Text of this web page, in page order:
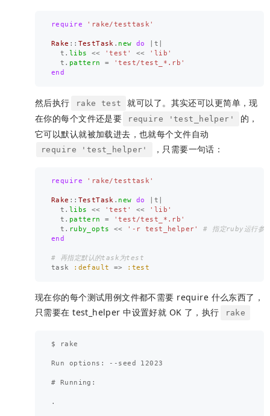
require 'rake/testtask'
Rake :: TestTask . new do t
t . libs << 'test' <<
'lib'
t . pattern =
'test/test_*.rb'
end
然后执行 rake test
就可以了。其实还可以更简单，现
在你的每个文件还是要
require 'test_helper'
的，
它可以默认就被加载进去，也就每个文件自动
require 'test_helper' ，只需要一句话：
require 'rake/testtask'
Rake :: TestTask . new do t
t . libs << 'test' <<
'lib'
t . pattern =
'test/test_*.rb'
t . ruby_opts << '-r test_helper'
# 指定ruby运行
end
# 再指定默认的task为test
task
:default => :test
现在你的每个测试用例文件都不需要 require 什么东西了，
只需要在 test_helper 中设置好就 OK 了，执行
rake
$ rake
Run options: --seed 12023
# Running:
.